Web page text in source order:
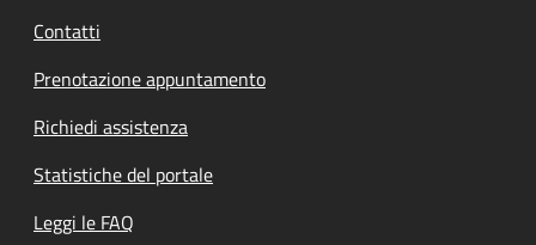
Contatti
Prenotazione appuntamento
Richiedi assistenza
Statistiche del portale
Leggi le FAQ